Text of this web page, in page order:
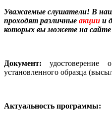
Уважаемые слушатели! В
проходят различные акции и
которых вы можете на сайте
Документ:
установленного образца
Актуальность программы: